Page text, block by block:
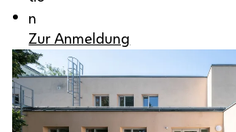
n
Zur Anmeldung